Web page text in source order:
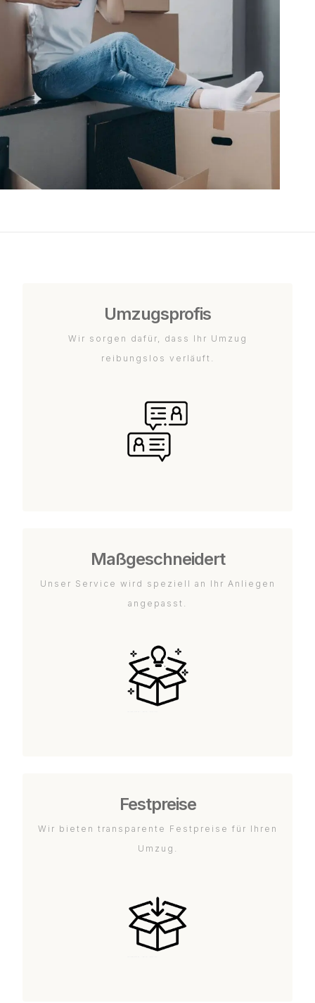
Umzugsprofis
Wir sorgen dafür, dass Ihr Umzug
reibungslos verläuft.
Maßgeschneidert
Unser Service wird speziell an Ihr Anliegen
angepasst.
Festpreise
Wir bieten transparente Festpreise für Ihren
Umzug.